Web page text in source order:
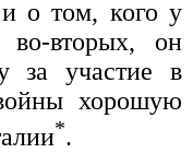
о том, кого у
вторых, он
за участие в
хорошую
*.